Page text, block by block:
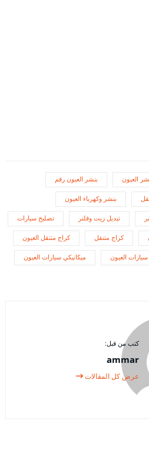
العيون بنشر العيون رقم
بنشر وكهرباء العيون
تبديل زيت وفلتر تصليح سيارات
كراج متنقل كراج متنقل العيون
سيارات العيون ميكانيكي سيارات العيون
كتب من قبل:
ammar
عرض كل المقالات